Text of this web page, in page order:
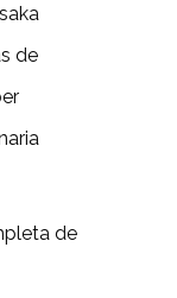
de
de